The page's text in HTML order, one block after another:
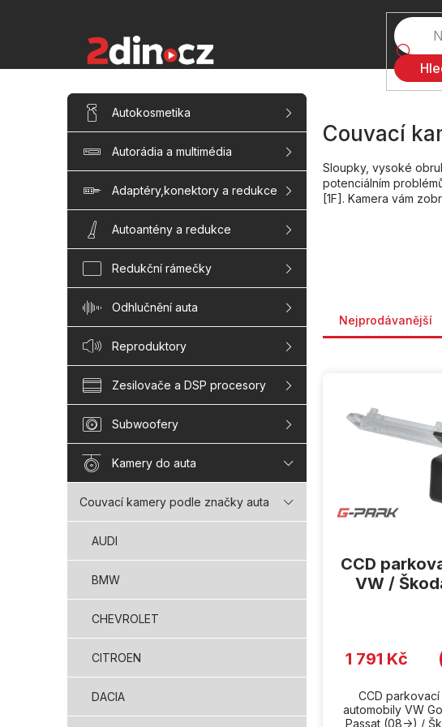
P
s
r
n
í
l
Přeskočit
kategorieAutokosmetika
Autorádia a multimédia
Adaptéry,konektory a redukce
Autoantény a redukce
Redukční rámečky
Odhlučnění auta
Reproduktory
Zesilovače a DSP procesory
Subwoofery
Kamery do auta
Couvací kamery podle značky auta
AUDI
BMW
CHEVROLET
CITROEN
DACIA
Couvací
Sloupky, vysoké
potenciálním
[1F]. Kamera vám
Nejprodávanější
CCD
VW /
1 791 Kč
CCD
automobily VW
Passat (08->) /